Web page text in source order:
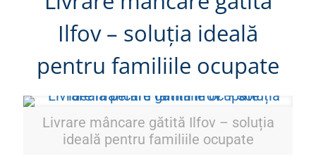
Ilfov – soluția ideală
pentru familiile ocupate
Livrare mâncare gătită Ilfov – soluția
ideală pentru familiile ocupate